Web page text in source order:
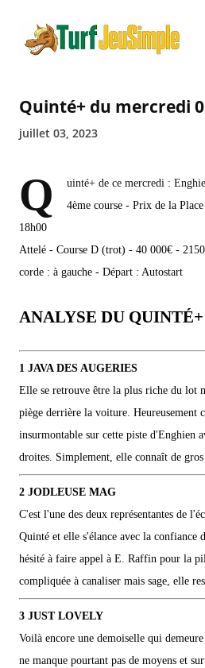
Quinté+ du mercredi
juillet 03, 2023
Q
uinté+ de ce mercredi :
4ème course - Prix de la
18h00
Attelé - Course D (trot) - 40 000€ -
corde : à gauche - Départ : Autostart
ANALYSE DU QUINTÉ+
1 JAVA DES AUGERIES
Elle se retrouve être la plus riche du lot
piège derrière la voiture. Heureusement
insurmontable sur cette piste d'Enghien
droites. Simplement, elle connaît de
2 JODLEUSE MAG
C'est l'une des deux représentantes de
Quinté et elle s'élance avec la confiance
hésité à faire appel à E. Raffin pour la
compliquée à canaliser mais sage, elle
3 JUST LOVELY
Voilà encore une demoiselle qui
ne manque pourtant pas de moyens et